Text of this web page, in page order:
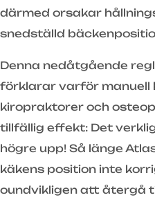
därmed orsakar
snedställd
Denna nedåtgående
förklarar varför manuell
kiropraktorer och
tillfällig effekt: Det
högre upp! Så länge
käkens position inte
oundvikligen att återgå